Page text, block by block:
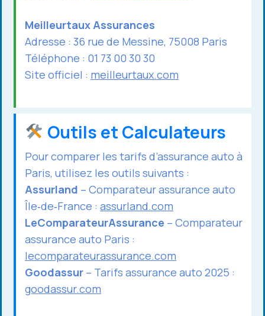
Meilleurtaux Assurances
Adresse : 36 rue de Messine, 75008 Paris
Téléphone : 01 73 00 30 30
Site officiel : meilleurtaux.com
Outils et Calculateurs
Pour comparer les tarifs d’assurance auto à
Paris, utilisez les outils suivants :
Assurland – Comparateur assurance auto
Île‑de‑France : assurland.com
LeComparateurAssurance – Comparateur
assurance auto Paris :
lecomparateurassurance.com
Goodassur – Tarifs assurance auto 2025 :
goodassur.com